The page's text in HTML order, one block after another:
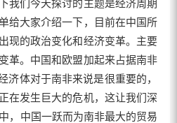
我们今天探讨的主题是经济周期
给大家介绍一下，目前在中国所
现的政治变化和经济变革。主要
革。中国和欧盟加起来占据南非
济体对于南非来说是很重要的，
在发生巨大的危机，这让我们深
，中国一跃而为南非最大的贸易